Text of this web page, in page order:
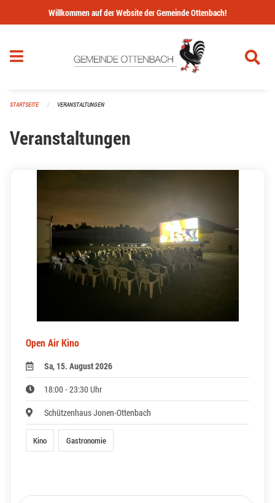
Navigation überspringen
Willkommen auf der Website der Gemeinde Ottenbach!
STARTSEITE VERANSTALTUNGEN
Veranstaltungen
Open Air Kino
Sa, 15. August 2026
18:00 - 23:30 Uhr
Schützenhaus Jonen-Ottenbach
Kino Gastronomie